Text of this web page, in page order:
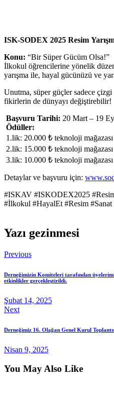
ISK-SODEX 2025 Resim
Konu: “Bir Süper Gücüm Olsa!”
İlkokul öğrencilerine yönelik
yarışma ile, hayal gücünüzü ve
Unutma, süper güçler sadece çizgi
fikirlerin de dünyayı değiştirebilir!
Başvuru Tarihi: 20 Mart – 19
Ödüller:
1.lik: 20.000 ₺ teknoloji
2.lik: 15.000 ₺ teknoloji
3.lik: 10.000 ₺ teknoloji
Detaylar ve başvuru için:
#ISKAV #ISKODEX2025
#İlkokul #HayalEt #Resim #Sanat
Yazı gezinmesi
Previous
Derneğimizin Komiteleri tarafından
etkinlikler gerçekleştirildi.
Şubat 14, 2025
Next
Derneğimiz 16. Olağan Genel Kurul
Nisan 9, 2025
You May Also Like